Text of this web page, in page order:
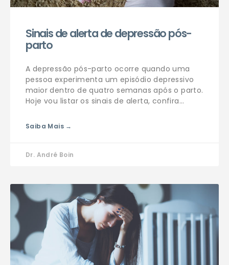
Sinais de alerta de depressão pós-
parto
A depressão pós-parto ocorre quando uma
pessoa experimenta um episódio depressivo
maior dentro de quatro semanas após o parto.
Hoje vou listar os sinais de alerta, confira…
Saiba Mais →
Dr. André Boin